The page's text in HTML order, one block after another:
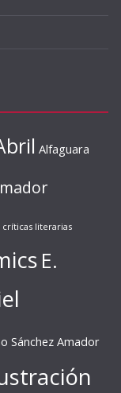
Alfaguara
críticas literarias
E.
Sánchez Amador